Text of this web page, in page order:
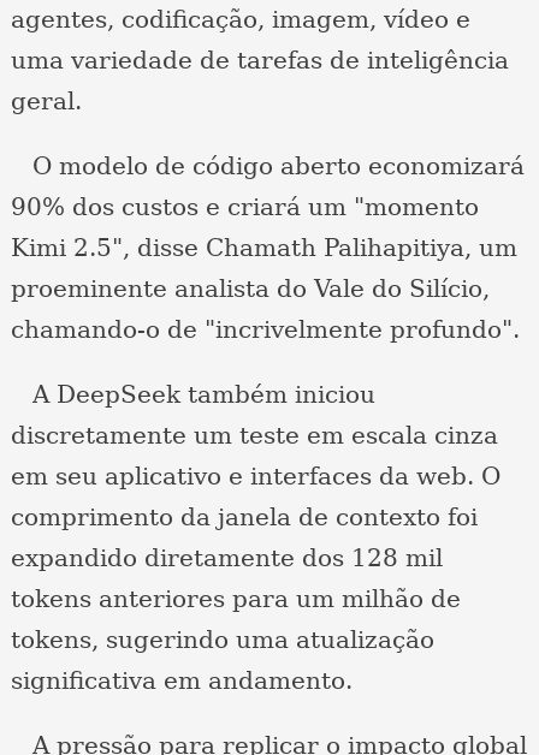
agentes, codificação, imagem, vídeo e
uma variedade de tarefas de inteligência
geral.
O modelo de código aberto economizará
90% dos custos e criará um "momento
Kimi 2.5", disse Chamath Palihapitiya, um
proeminente analista do Vale do Silício,
chamando-o de "incrivelmente profundo".
A DeepSeek também iniciou
discretamente um teste em escala cinza
em seu aplicativo e interfaces da web. O
comprimento da janela de contexto foi
expandido diretamente dos 128 mil
tokens anteriores para um milhão de
tokens, sugerindo uma atualização
significativa em andamento.
A pressão para replicar o impacto global